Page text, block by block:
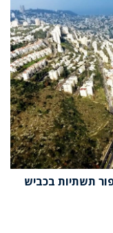
תשתיות בכביש